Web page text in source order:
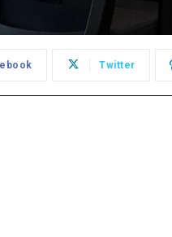
Twitter